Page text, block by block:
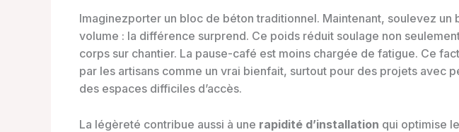
Imaginezporter un bloc de béton traditionnel. Maintenant, soulevez un
volume : la différence surprend. Ce poids réduit soulage non
corps sur chantier. La pause-café est moins chargée de fatigue. Ce
par les artisans comme un vrai bienfait, surtout pour des projets avec
des espaces difficiles d’accès.
La légèreté contribue aussi à une rapidité d’installation qui optimise